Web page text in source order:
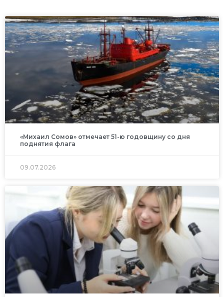
«Михаил Сомов» отмечает 51-ю годовщину со дня
поднятия флага
09.07.2026